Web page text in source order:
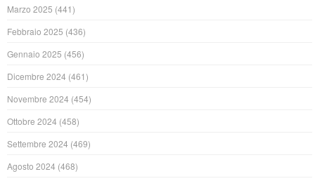
Marzo 2025 (441)
Febbraio 2025 (436)
Gennaio 2025 (456)
Dicembre 2024 (461)
Novembre 2024 (454)
Ottobre 2024 (458)
Settembre 2024 (469)
Agosto 2024 (468)